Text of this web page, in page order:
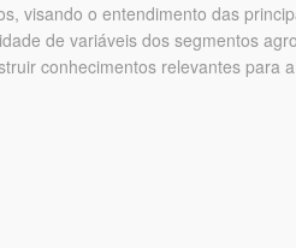
visando o entendimento das
de variáveis dos segmentos
conhecimentos relevantes para